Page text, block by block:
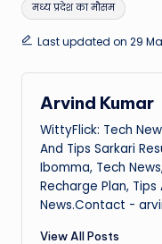
मध्य प्रदेश का मौसम
Last updated on 29
Arvind Kumar
WittyFlick: Tech
And Tips Sarkari
Ibomma, Tech
Recharge Plan,
News.Contact -
View All Posts